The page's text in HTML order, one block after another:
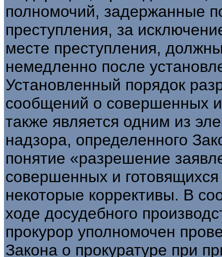
полномочий, задержанные
преступления, за
месте преступления,
немедленно после
Установленный порядок
сообщений о совершенных и
также является одним из
надзора, определенного
понятие «разрешение
совершенных и
некоторые коррективы. В
ходе досудебного
прокурор уполномочен
Закона о прокуратуре при